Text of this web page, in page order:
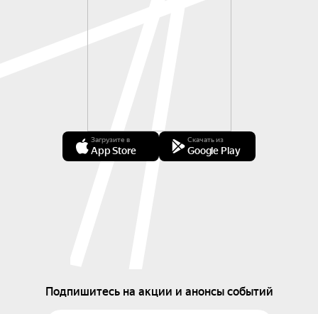
Загрузите в
App Store
Скачать из
Google Play
Подпишитесь на акции и анонсы событий